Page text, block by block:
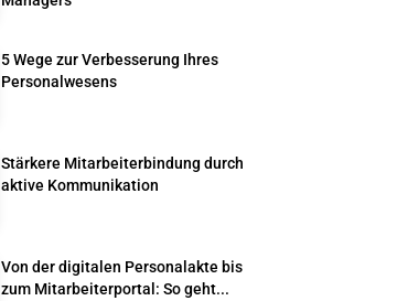
5 Wege zur Verbesserung Ihres
Personalwesens
Stärkere Mitarbeiterbindung durch
aktive Kommunikation
Von der digitalen Personalakte bis
zum Mitarbeiterportal: So geht...